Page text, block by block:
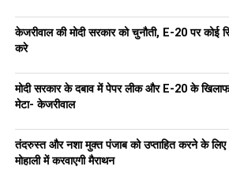
उन्होंने पंजाब की प्रगतिशील नीति ढांचे, जिनमें
नीति-2026 और फास्टट्रैक पंजाब पोर्टल शामिल
मंजूरियां सुनिश्चित करती हैं।
पर एकीकृत कृषि एवं औद्योगिक अर्थव्यवस्था को
सरकार की प्रतिबद्धता दोहराई।
केजरीवाल की मोदी सरकार को चुनौती, E-20 पर कोई
करे
मोदी सरकार के दबाव में पेपर लीक और E-20 के खिलाफ
मेटा- केजरीवाल
तंदरुस्त और नशा मुक्त पंजाब को उप्ताहित करने के
मोहाली में करवाएगी मैराथन